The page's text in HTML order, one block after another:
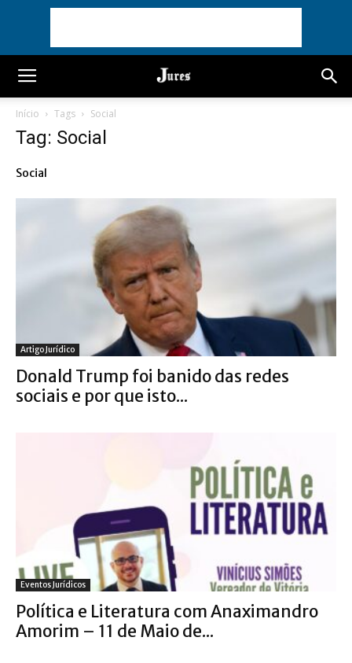
Início Tags Social
Tag: Social
Social
Artigo Jurídico
Donald Trump foi banido das redes
sociais e por que isto...
Eventos Jurídicos
Política e Literatura com Anaximandro
Amorim – 11 de Maio de...